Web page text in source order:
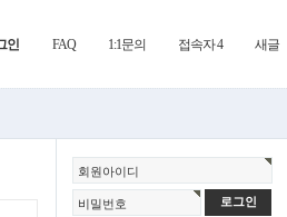
인 FAQ 1:1문의 접속자 4 새글
회원아이디
비밀번호